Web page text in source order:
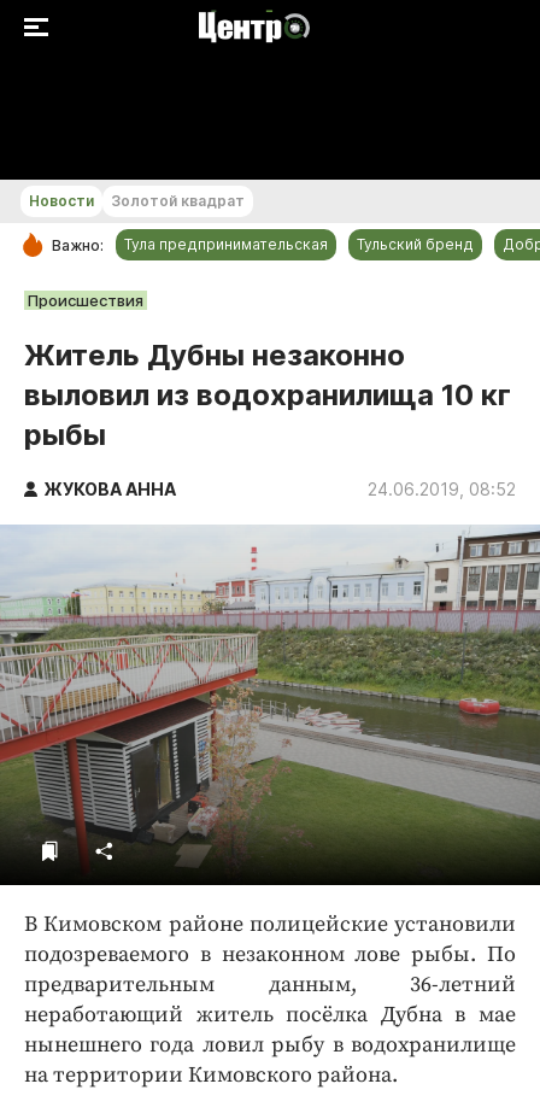
РУБРИКИ
Общество
Культура
Происшествия
Спорт
Тульский бренд
Тула предпринимательская
Голодный шпион
Новости Золотой квадрат
Важно: Тула предпринимательская Тульский бренд
Происшествия
Житель Дубны незаконно
выловил из водохранилища 10 кг
рыбы
ЖУКОВА АННА 24.06.2019, 08:52
В Кимовском районе полицейские установили
подозреваемого в незаконном лове рыбы. По
предварительным данным, 36-летний
неработающий житель посёлка Дубна в мае
нынешнего года ловил рыбу в водохранилище
на территории Кимовского района.